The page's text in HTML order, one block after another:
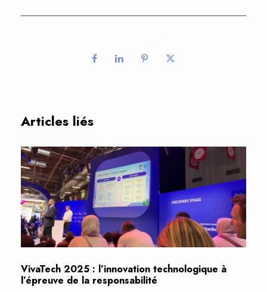
Articles liés
VivaTech 2025 : l’innovation technologique à
l’épreuve de la responsabilité